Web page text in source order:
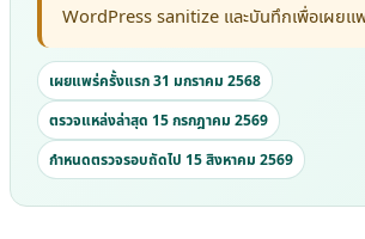
WordPress sanitize และบันทึกเพื่อเผยแ
เผยแพร่ครั้งแรก 31 มกราคม 2568
ตรวจแหล่งล่าสุด 15 กรกฎาคม 2569
กำหนดตรวจรอบถัดไป 15 สิงหาคม 2569